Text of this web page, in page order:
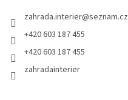
zahrada.interier@seznam.cz
+420 603 187 455
+420 603 187 455
zahradainterier